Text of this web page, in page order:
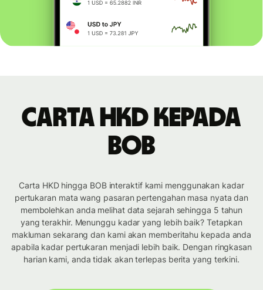
Carta HKD kepada
BOB
Carta HKD hingga BOB interaktif kami menggunakan kadar
pertukaran mata wang pasaran pertengahan masa nyata dan
membolehkan anda melihat data sejarah sehingga 5 tahun
yang terakhir. Menunggu kadar yang lebih baik? Tetapkan
makluman sekarang dan kami akan memberitahu kepada anda
apabila kadar pertukaran menjadi lebih baik. Dengan ringkasan
harian kami, anda tidak akan terlepas berita yang terkini.